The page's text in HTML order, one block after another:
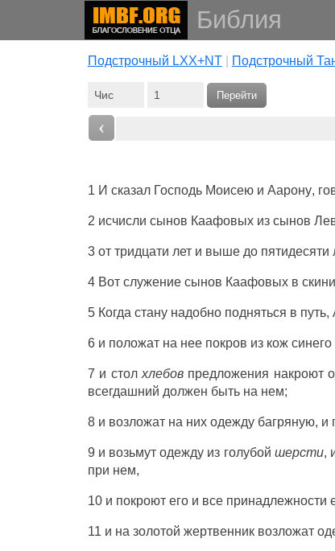
Библия
Подстрочный LXX+NT| Подстрочный
Перейти
‹
1 И сказал Господь Моисеюи Аарону,
2 исчисли сынов Каафовых из сынов
3 от тридцати лети вышедо пятидесяти
4 Вот служение сынов Каафовыхв
5 Когда стану надобно подняться в путь,
6 и положатна нее покров из кож синего
7 и стол хлебов предложения накроют
всегдашний должен быть на нем;
8 и возложатна них одежду багряную, и
9 и возьмут одежду из голубой шерсти,
при нем,
10 и покроютего и все принадлежности
11 и на золотой жертвенник возложат